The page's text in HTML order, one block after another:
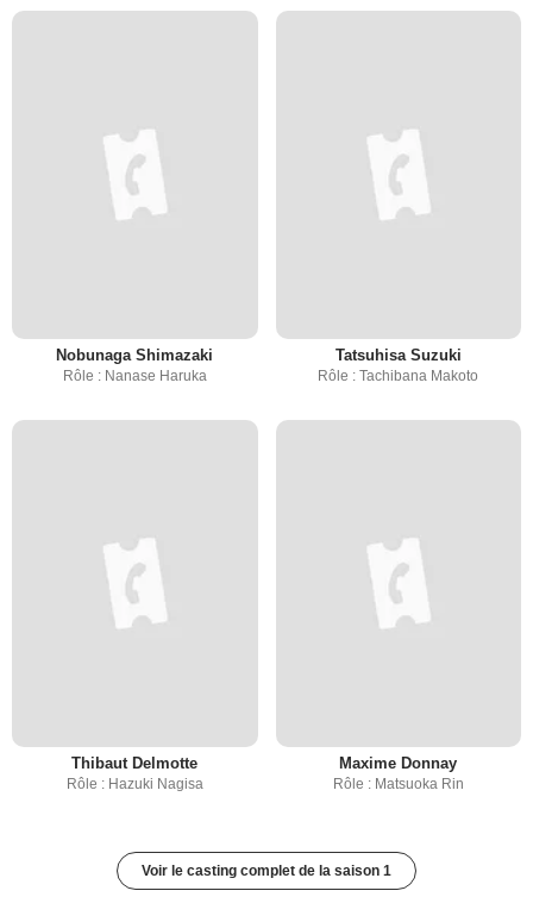
Nobunaga Shimazaki
Rôle : Nanase Haruka
Tatsuhisa Suzuki
Rôle : Tachibana Makoto
Thibaut Delmotte
Rôle : Hazuki Nagisa
Maxime Donnay
Rôle : Matsuoka Rin
Voir le casting complet de la saison 1